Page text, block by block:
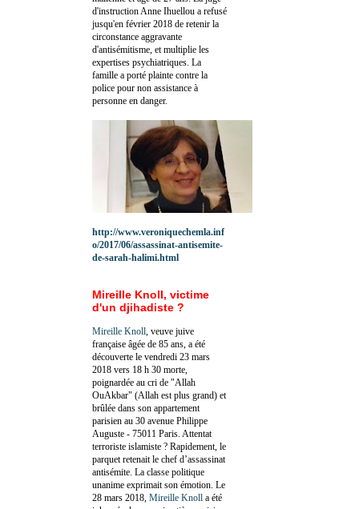
d'instruction Anne Ihuellou a refusé
jusqu'en février 2018 de retenir la
circonstance aggravante
d'antisémitisme, et multiplie les
expertises psychiatriques. La
famille a porté plainte contre la
police pour non assistance à
personne en danger.
http://www.veroniquechemla.inf
o/2017/06/assassinat-antisemite-
de-sarah-halimi.html
Mireille Knoll, victime
d'un djihadiste ?
Mireille Knoll , veuve juive
française âgée de 85 ans, a été
découverte le vendredi 23 mars
2018 vers 18 h 30 morte,
poignardée au cri de "Allah
OuAkbar" (Allah est plus grand) et
brûlée dans son appartement
parisien au 30 avenue Philippe
Auguste - 75011 Paris. Attentat
terroriste islamiste ? Rapidement, le
parquet retenait le chef d’assassinat
antisémite. La classe politique
unanime exprimait son émotion. Le
28 mars 2018, Mireille Knoll a été